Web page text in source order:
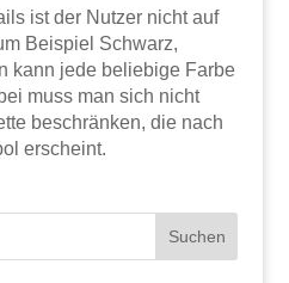
ist der Nutzer nicht auf
Beispiel Schwarz,
kann jede beliebige Farbe
muss man sich nicht
beschränken, die nach
erscheint.